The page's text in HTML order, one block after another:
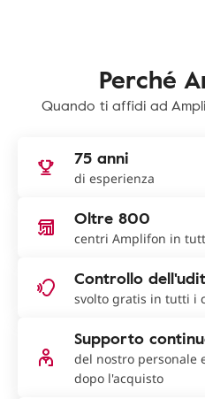
Perché
Quando ti affidi ad
75 anni
di esperienza
Oltre 800
centri Amplifon in
Controllo
svolto gratis in tutti i
Supporto
del nostro personale
dopo l'acquisto